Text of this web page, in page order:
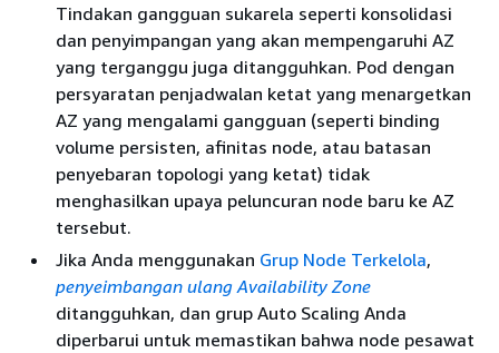
Tindakan gangguan sukarela seperti konsolidasi
dan penyimpangan yang akan mempengaruhi AZ
yang terganggu juga ditangguhkan. Pod dengan
persyaratan penjadwalan ketat yang menargetkan
AZ yang mengalami gangguan (seperti binding
volume persisten, afinitas node, atau batasan
penyebaran topologi yang ketat) tidak
menghasilkan upaya peluncuran node baru ke AZ
tersebut.
Jika Anda menggunakan Grup Node Terkelola,
penyeimbangan ulang Availability Zone
ditangguhkan, dan grup Auto Scaling Anda
diperbarui untuk memastikan bahwa node pesawat